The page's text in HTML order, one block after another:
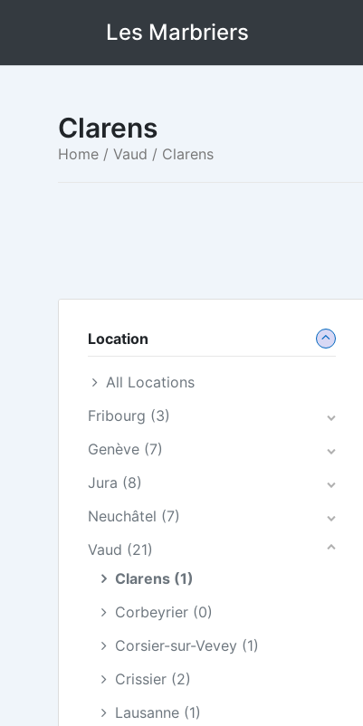
Les Marbriers
Clarens
Home / Vaud / Clarens
Location
All Locations
Fribourg (3)
Genève (7)
Jura (8)
Neuchâtel (7)
Vaud (21)
Clarens (1)
Corbeyrier (0)
Corsier-sur-Vevey (1)
Crissier (2)
Lausanne (1)